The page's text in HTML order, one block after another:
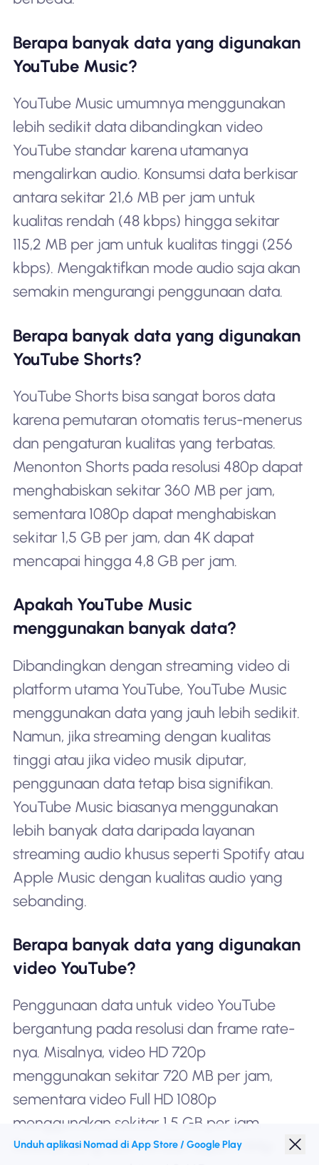
Berapa banyak data yang digunakan
YouTube Music?
YouTube Music umumnya menggunakan
lebih sedikit data dibandingkan video
YouTube standar karena utamanya
mengalirkan audio. Konsumsi data berkisar
antara sekitar 21,6 MB per jam untuk
kualitas rendah (48 kbps) hingga sekitar
115,2 MB per jam untuk kualitas tinggi (256
kbps). Mengaktifkan mode audio saja akan
semakin mengurangi penggunaan data.
Berapa banyak data yang digunakan
YouTube Shorts?
YouTube Shorts bisa sangat boros data
karena pemutaran otomatis terus-menerus
dan pengaturan kualitas yang terbatas.
Menonton Shorts pada resolusi 480p dapat
menghabiskan sekitar 360 MB per jam,
sementara 1080p dapat menghabiskan
sekitar 1,5 GB per jam, dan 4K dapat
mencapai hingga 4,8 GB per jam.
Apakah YouTube Music
menggunakan banyak data?
Dibandingkan dengan streaming video di
platform utama YouTube, YouTube Music
menggunakan data yang jauh lebih sedikit.
Namun, jika streaming dengan kualitas
tinggi atau jika video musik diputar,
penggunaan data tetap bisa signifikan.
YouTube Music biasanya menggunakan
lebih banyak data daripada layanan
streaming audio khusus seperti Spotify atau
Apple Music dengan kualitas audio yang
sebanding.
Berapa banyak data yang digunakan
video YouTube?
Penggunaan data untuk video YouTube
bergantung pada resolusi dan frame rate-
nya. Misalnya, video HD 720p
menggunakan sekitar 720 MB per jam,
sementara video Full HD 1080p
menggunakan sekitar 1,5 GB per jam.
Resolusi yang lebih rendah seperti 144p
Unduh aplikasi Nomad di App Store / Google Play